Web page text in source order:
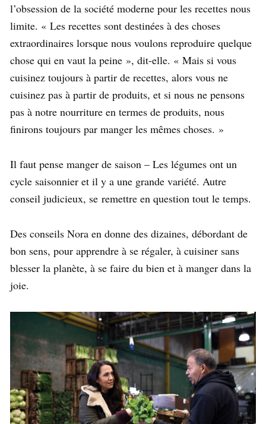
l’obsession de la société moderne pour les recettes nous
limite. « Les recettes sont destinées à des choses
extraordinaires lorsque nous voulons reproduire quelque
chose qui en vaut la peine », dit-elle. « Mais si vous
cuisinez toujours à partir de recettes, alors vous ne
cuisinez pas à partir de produits, et si nous ne pensons
pas à notre nourriture en termes de produits, nous
finirons toujours par manger les mêmes choses. »
Il faut pense manger de saison – Les légumes ont un
cycle saisonnier et il y a une grande variété. Autre
conseil judicieux, se remettre en question tout le temps.
Des conseils Nora en donne des dizaines, débordant de
bon sens, pour apprendre à se régaler, à cuisiner sans
blesser la planète, à se faire du bien et à manger dans la
joie.